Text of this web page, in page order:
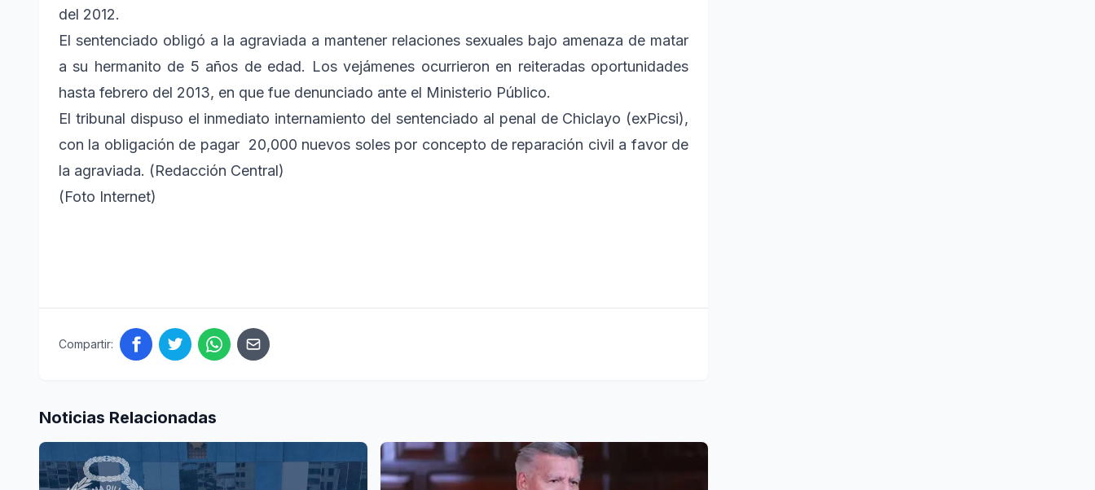
del 2012.
El sentenciado obligó a la agraviada a mantener relaciones sexuales bajo amenaza de matar
a su hermanito de 5 años de edad. Los vejámenes ocurrieron en reiteradas oportunidades
hasta febrero del 2013, en que fue denunciado ante el Ministerio Público.
El tribunal dispuso el inmediato internamiento del sentenciado al penal de Chiclayo (exPicsi),
con la obligación de pagar 20,000 nuevos soles por concepto de reparación civil a favor de
la agraviada. (Redacción Central)
(Foto Internet)
Compartir:
Noticias Relacionadas